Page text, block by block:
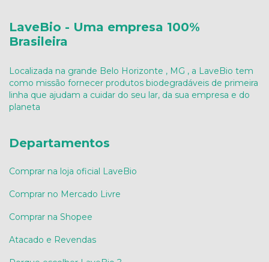
LaveBio - Uma empresa 100%
Brasileira
Localizada na grande Belo Horizonte , MG , a LaveBio tem
como missão fornecer produtos biodegradáveis de primeira
linha que ajudam a cuidar do seu lar, da sua empresa e do
planeta
Departamentos
Comprar na loja oficial LaveBio
Comprar no Mercado Livre
Comprar na Shopee
Atacado e Revendas